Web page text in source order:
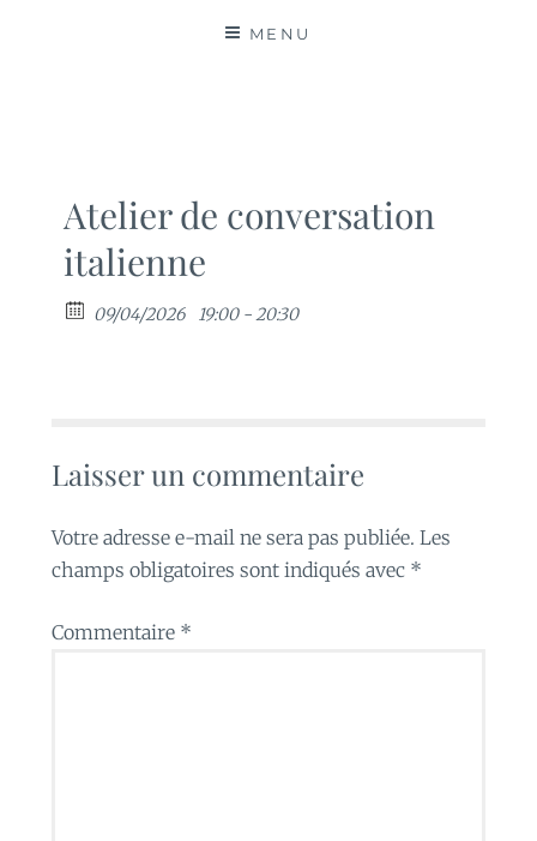
MENU
Atelier de conversation
italienne
09/04/2026 19:00 - 20:30
Laisser un commentaire
Votre adresse e-mail ne sera pas publiée. Les
champs obligatoires sont indiqués avec *
Commentaire *